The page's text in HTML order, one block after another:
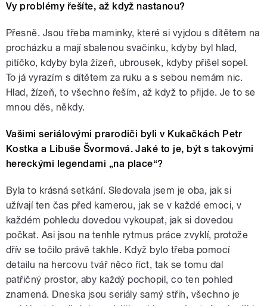
Vy problémy řešíte, až když nastanou?
Přesně. Jsou třeba maminky, které si vyjdou s dítětem na
procházku a mají sbalenou svačinku, kdyby byl hlad,
pitíčko, kdyby byla žízeň, ubrousek, kdyby přišel sopel.
To já vyrazím s dítětem za ruku a s sebou nemám nic.
Hlad, žízeň, to všechno řeším, až když to přijde. Je to se
mnou děs, někdy.
Vašimi seriálovými prarodiči byli v Kukačkách Petr
Kostka a Libuše Švormová. Jaké to je, být s takovými
hereckými legendami „na place“?
Byla to krásná setkání. Sledovala jsem je oba, jak si
užívají ten čas před kamerou, jak se v každé emoci, v
každém pohledu dovedou vykoupat, jak si dovedou
počkat. Asi jsou na tenhle rytmus práce zvyklí, protože
dřív se točilo právě takhle. Když bylo třeba pomocí
detailu na hercovu tvář něco říct, tak se tomu dal
patřičný prostor, aby každý pochopil, co ten pohled
znamená. Dneska jsou seriály samý střih, všechno je